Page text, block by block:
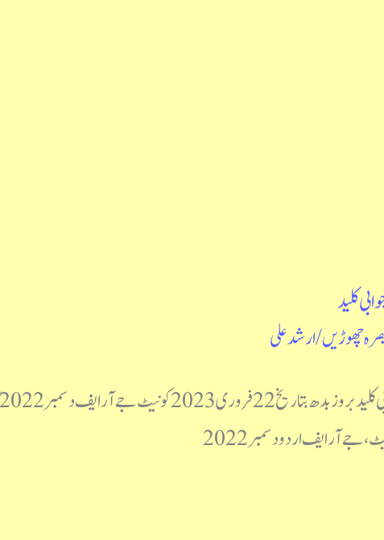
چھوڑیں/ارشد علی
آر ایف اردو دسمبر 2022